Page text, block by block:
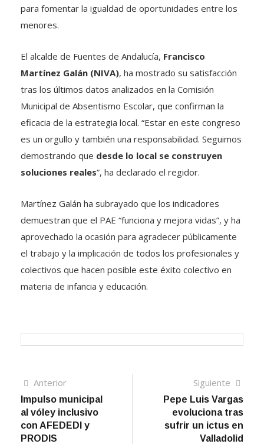
para fomentar la igualdad de oportunidades entre los
menores.
El alcalde de Fuentes de Andalucía, Francisco
Martínez Galán (NIVA), ha mostrado su satisfacción
tras los últimos datos analizados en la Comisión
Municipal de Absentismo Escolar, que confirman la
eficacia de la estrategia local. “Estar en este congreso
es un orgullo y también una responsabilidad. Seguimos
demostrando que desde lo local se construyen
soluciones reales”, ha declarado el regidor.
Martínez Galán ha subrayado que los indicadores
demuestran que el PAE “funciona y mejora vidas”, y ha
aprovechado la ocasión para agradecer públicamente
el trabajo y la implicación de todos los profesionales y
colectivos que hacen posible este éxito colectivo en
materia de infancia y educación.
Navegación
de
entradas
AnteriorArtículo
anterior
Impulso municipal
al vóley inclusivo
con AFEDEDI y
PRODIS
Siguiente
Pepe Luis Vargas
evoluciona tras
sufrir un ictus en
Valladolid